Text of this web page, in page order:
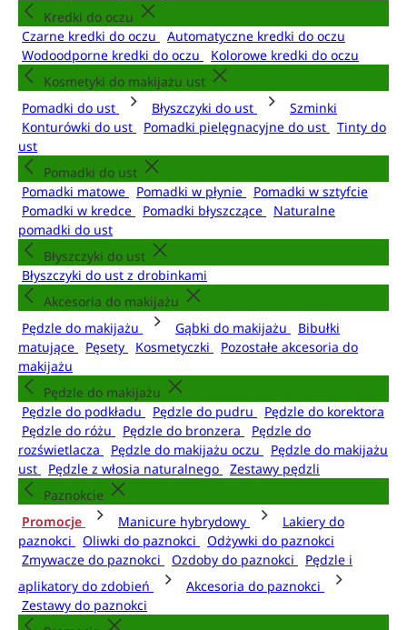
Kredki do oczu
Czarne kredki do oczu
Automatyczne kredki do oczu
Wodoodporne kredki do oczu
Kolorowe kredki do oczu
Kosmetyki do makijażu ust
Pomadki do ust
Błyszczyki do ust
Szminki
Konturówki do ust
Pomadki pielęgnacyjne do ust
Tinty do
ust
Pomadki do ust
Pomadki matowe
Pomadki w płynie
Pomadki w sztyfcie
Pomadki w kredce
Pomadki błyszczące
Naturalne
pomadki do ust
Błyszczyki do ust
Błyszczyki do ust z drobinkami
Akcesoria do makijażu
Pędzle do makijażu
Gąbki do makijażu
Bibułki
matujące
Pęsety Kosmetyczki
Pozostałe akcesoria do
makijażu
Pędzle do makijażu
Pędzle do podkładu
Pędzle do pudru
Pędzle do korektora
Pędzle do różu
Pędzle do bronzera
Pędzle do
rozświetlacza
Pędzle do makijażu oczu
Pędzle do makijażu
ust
Pędzle z włosia naturalnego
Zestawy pędzli
Paznokcie
Promocje
Manicure hybrydowy
Lakiery do
paznokci
Oliwki do paznokci
Odżywki do paznokci
Zmywacze do paznokci
Ozdoby do paznokci
Pędzle i
aplikatory do zdobień
Akcesoria do paznokci
Zestawy do paznokci